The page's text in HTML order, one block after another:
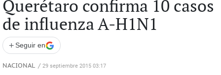
Querétaro confirma 10 casos
de influenza A-H1N1
+ Seguir en
NACIONAL / 29 septiembre 2015 03:17